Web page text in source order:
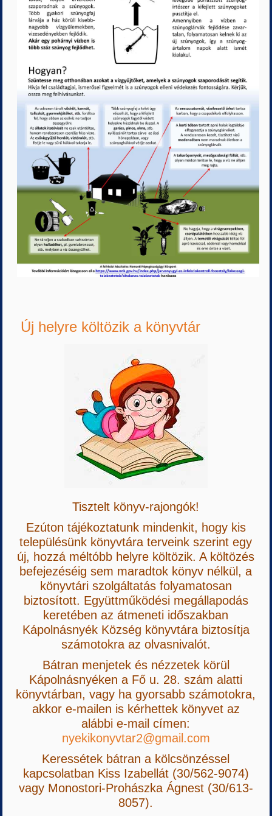
Új helyre költözik a könyvtár
Tisztelt könyv-rajongók!
Ezúton tájékoztatunk mindenkit, hogy kis
településünk könyvtára terveink szerint egy
új, hozzá méltóbb helyre költözik. A költözés
befejezéséig sem maradtok könyv nélkül, a
könyvtári szolgáltatás folyamatosan
biztosított. Együttműködési megállapodás
keretében az átmeneti időszakban
Kápolnásnyék Község könyvtára biztosítja
számotokra az olvasnivalót.
Bátran menjetek és nézzetek körül
Kápolnásnyéken a Fő u. 28. szám alatti
könyvtárban, vagy ha gyorsabb számotokra,
akkor e-mailen is kérhettek könyvet az
alábbi e-mail címen:
nyekikonyvtar2@gmail.com
Keressétek bátran a kölcsönzéssel
kapcsolatban Kiss Izabellát (30/562-9074)
vagy Monostori-Prohászka Ágnest (30/613-
8057).